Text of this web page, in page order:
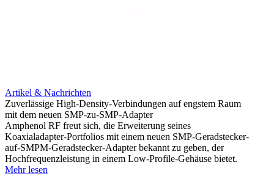
Artikel & Nachrichten
Zuverlässige High-Density-Verbindungen auf engstem Raum
mit dem neuen SMP-zu-SMP-Adapter
Amphenol RF freut sich, die Erweiterung seines
Koaxialadapter-Portfolios mit einem neuen SMP-Geradstecker-
auf-SMPM-Geradstecker-Adapter bekannt zu geben, der
Hochfrequenzleistung in einem Low-Profile-Gehäuse bietet.
Mehr lesen